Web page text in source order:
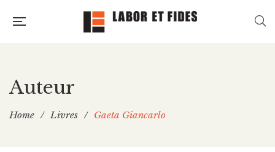
Auteur
Home / Livres / Gaeta Giancarlo